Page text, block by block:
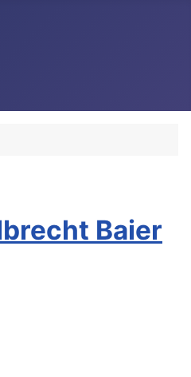
Baier